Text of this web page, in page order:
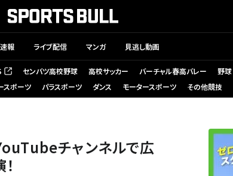
速報 ライブ配信 マンガ 見逃し動画
） センバツ高校野球 高校サッカー バーチャル春高バレー 野球
スポーツ パラスポーツ ダンス モータースポーツ その他競技
チャンネルで広